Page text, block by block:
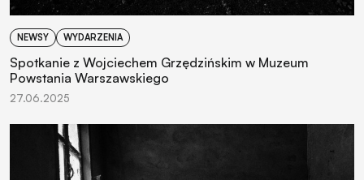
NEWSY WYDARZENIA
Spotkanie z Wojciechem Grzędzińskim w Muzeum
Powstania Warszawskiego
27.06.2025